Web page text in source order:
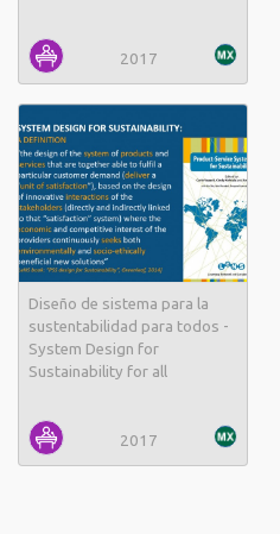
2017
Diseño de sistema para la
sustentabilidad para todos -
System Design for
Sustainability for all
2017